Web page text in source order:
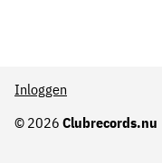
© 2026 Clubrecords.nu
Inloggen